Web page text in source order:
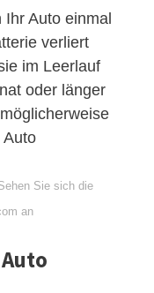
Ihr Auto einmal
verliert
im Leerlauf
oder länger
Auto
Sie sich die
an